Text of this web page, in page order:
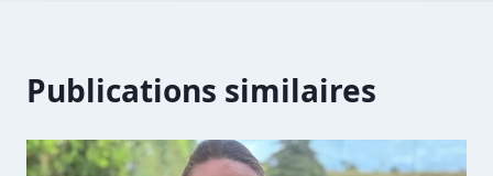
Publications similaires